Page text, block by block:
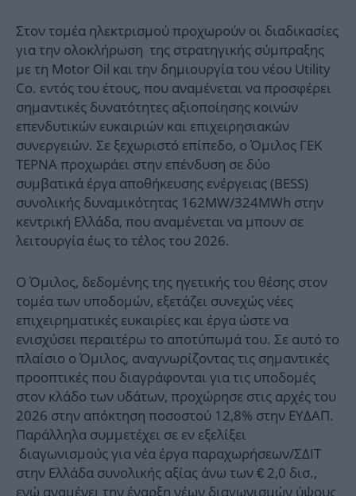
Στον τομέα ηλεκτρισμού προχωρούν οι διαδικασίες
για την ολοκλήρωση της στρατηγικής σύμπραξης
με τη Motor Oil και την δημιουργία του νέου Utility
Co. εντός του έτους, που αναμένεται να προσφέρει
σημαντικές δυνατότητες αξιοποίησης κοινών
επενδυτικών ευκαιριών και επιχειρησιακών
συνεργειών. Σε ξεχωριστό επίπεδο, ο Όμιλος ΓΕΚ
ΤΕΡΝΑ προχωράει στην επένδυση σε δύο
συμβατικά έργα αποθήκευσης ενέργειας (BESS)
συνολικής δυναμικότητας 162MW/324MWh στην
κεντρική Ελλάδα, που αναμένεται να μπουν σε
λειτουργία έως το τέλος του 2026.
Ο Όμιλος, δεδομένης της ηγετικής του θέσης στον
τομέα των υποδομών, εξετάζει συνεχώς νέες
επιχειρηματικές ευκαιρίες και έργα ώστε να
ενισχύσει περαιτέρω το αποτύπωμά του. Σε αυτό το
πλαίσιο ο Όμιλος, αναγνωρίζοντας τις σημαντικές
προοπτικές που διαγράφονται για τις υποδομές
στον κλάδο των υδάτων, προχώρησε στις αρχές του
2026 στην απόκτηση ποσοστού 12,8% στην ΕΥΔΑΠ.
Παράλληλα συμμετέχει σε εν εξελίξει
διαγωνισμούς για νέα έργα παραχωρήσεων/ΣΔΙΤ
στην Ελλάδα συνολικής αξίας άνω των € 2,0 δισ.,
ενώ αναμένει την έναρξη νέων διαγωνισμών ύψους